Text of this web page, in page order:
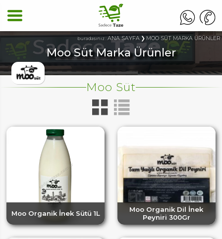
buradasınız :ANA SAYFA MOO SÜT MARKA ÜRÜNLER
Moo Süt Marka Ürünler
Moo Süt
Moo Organik İnek Sütü 1L
Moo Organik Dil İnek
Peyniri 300Gr